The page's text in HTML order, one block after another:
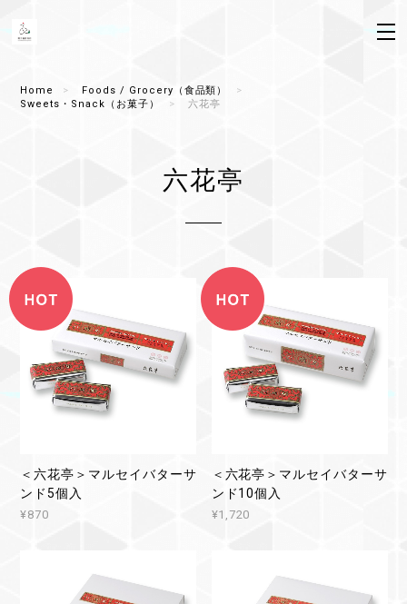
Home
Foods / Grocery（食品類）
Sweets・Snack（お菓子）
六花亭
六花亭
＜六花亭＞マルセイバターサ
ンド5個入
¥870
＜六花亭＞マルセイバターサ
ンド10個入
¥1,720